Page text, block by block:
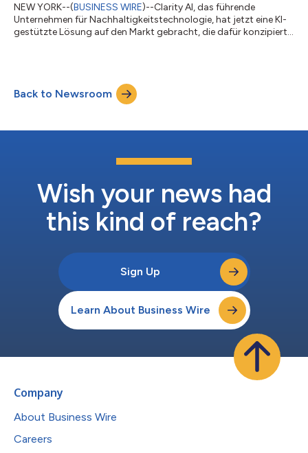
NEW YORK--(BUSINESS WIRE)--Clarity AI, das führende
Unternehmen für Nachhaltigkeitstechnologie, hat jetzt eine KI-
gestützte Lösung auf den Markt gebracht, die dafür konzipiert
Bereitstellung von Echtzeit-Einblicken in Unternehmen versetzt
Clarity AI Investmentteams in die Lage, sich von ihrer bisherigen
Rolle der langsamen, statischen Dienstl...
Back to Newsroom
Wish your news had
this kind of reach?
Sign Up
Learn About Business Wire
Company
About Business Wire
Careers